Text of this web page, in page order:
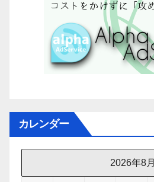
カレンダー
2026年8月